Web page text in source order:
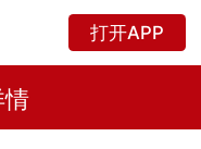
打开APP